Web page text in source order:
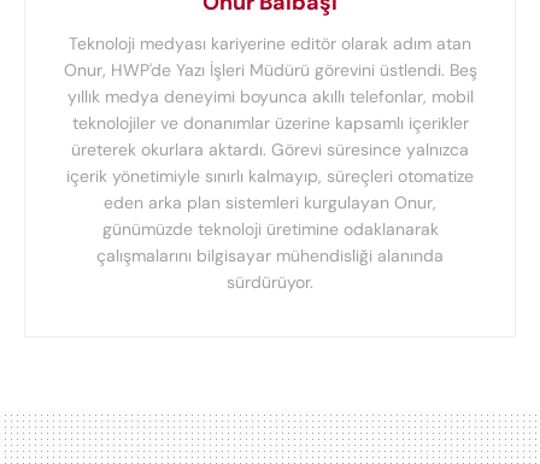
Teknoloji medyası kariyerine editör olarak adım atan
Onur, HWP'de Yazı İşleri Müdürü görevini üstlendi. Beş
yıllık medya deneyimi boyunca akıllı telefonlar, mobil
teknolojiler ve donanımlar üzerine kapsamlı içerikler
üreterek okurlara aktardı. Görevi süresince yalnızca
içerik yönetimiyle sınırlı kalmayıp, süreçleri otomatize
eden arka plan sistemleri kurgulayan Onur,
günümüzde teknoloji üretimine odaklanarak
çalışmalarını bilgisayar mühendisliği alanında
sürdürüyor.